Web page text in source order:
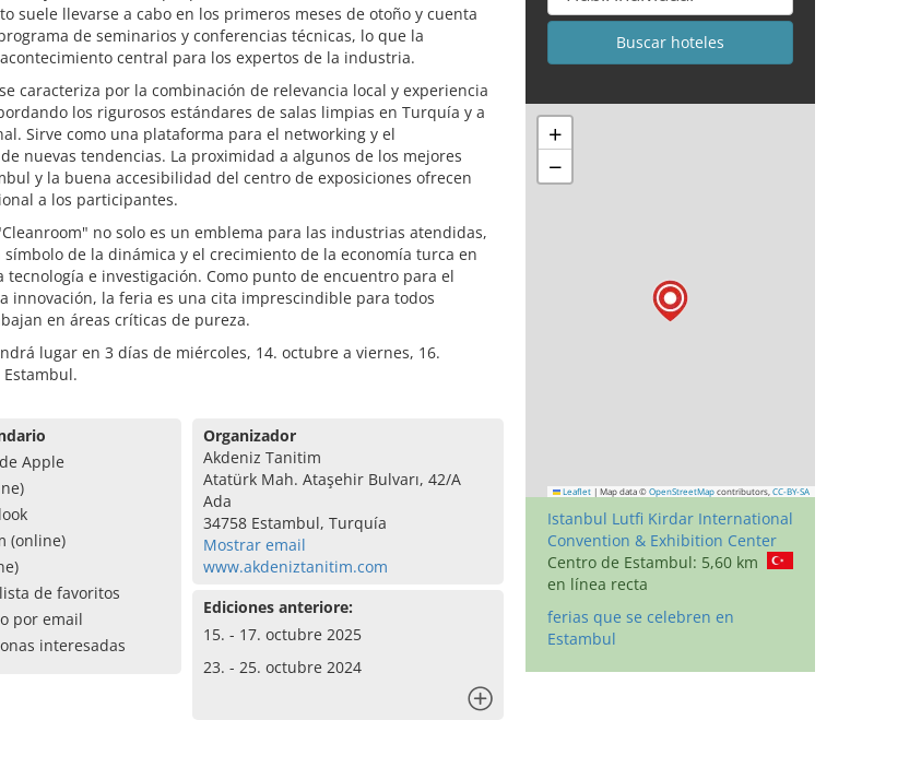
suele llevarse a cabo en los primeros meses de otoño y cuenta
de seminarios y conferencias técnicas, lo que la
central para los expertos de la industria.
caracteriza por la combinación de relevancia local y experiencia
los rigurosos estándares de salas limpias en Turquía y a
Sirve como una plataforma para el networking y el
nuevas tendencias. La proximidad a algunos de los mejores
y la buena accesibilidad del centro de exposiciones ofrecen
a los participantes.
no solo es un emblema para las industrias atendidas,
de la dinámica y el crecimiento de la economía turca en
tecnología e investigación. Como punto de encuentro para el
innovación, la feria es una cita imprescindible para todos
en áreas críticas de pureza.
lugar en 3 días de miércoles, 14. octubre a viernes, 16.
Apple
(online)
de favoritos
por email
interesadas
Organizador
Akdeniz Tanitim
Atatürk Mah. Ataşehir Bulvarı, 42/A
Ada
34758 Estambul, Turquía
Mostrar email
www.akdeniztanitim.com
Ediciones anteriore:
15. - 17. octubre 2025
23. - 25. octubre 2024
+
−
Leaflet | Map data © OpenStreetMap contributors, CC-BY-SA
Istanbul Lutfi Kirdar International
Convention & Exhibition Center
Centro de Estambul: 5,60 km
en línea recta
ferias que se celebren en
Estambul